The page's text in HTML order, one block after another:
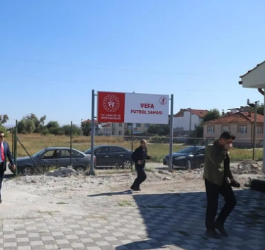
Yozgat
Zonguldak
Aksaray
Bayburt